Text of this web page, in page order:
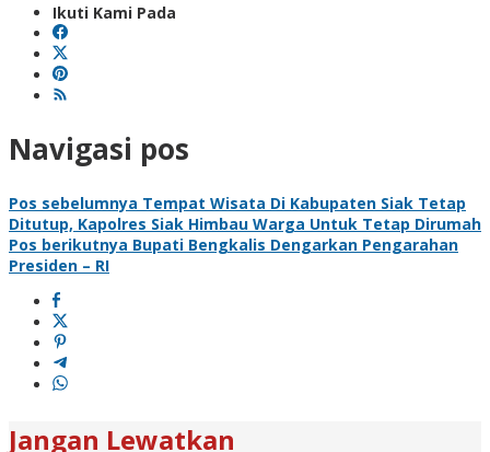
Ikuti Kami Pada
Navigasi pos
Pos sebelumnya Tempat Wisata Di Kabupaten Siak Tetap
Ditutup, Kapolres Siak Himbau Warga Untuk Tetap Dirumah
Pos berikutnya Bupati Bengkalis Dengarkan Pengarahan
Presiden – RI
Jangan Lewatkan